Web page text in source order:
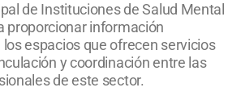
de Instituciones de Salud Mental
proporcionar información
espacios que ofrecen servicios
y coordinación entre las
de este sector.